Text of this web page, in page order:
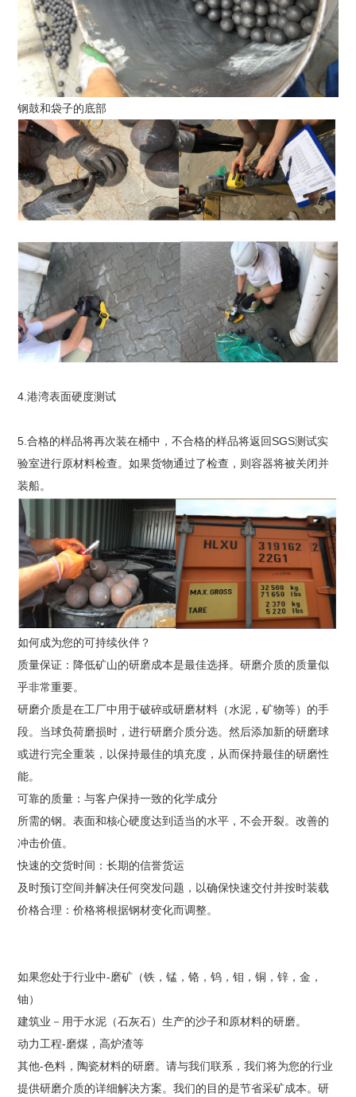
钢鼓和袋子的底部
4.港湾表面硬度测试
5.合格的样品将再次装在桶中，不合格的样品将返回SGS测试实
验室进行原材料检查。如果货物通过了检查，则容器将被关闭并
装船。
如何成为您的可持续伙伴？
质量保证：降低矿山的研磨成本是最佳选择。研磨介质的质量似
乎非常重要。
研磨介质是在工厂中用于破碎或研磨材料（水泥，矿物等）的手
段。当球负荷磨损时，进行研磨介质分选。然后添加新的研磨球
或进行完全重装，以保持最佳的填充度，从而保持最佳的研磨性
能。
可靠的质量：与客户保持一致的化学成分
所需的钢。表面和核心硬度达到适当的水平，不会开裂。改善的
冲击价值。
快速的交货时间：长期的信誉货运
及时预订空间并解决任何突发问题，以确保快速交付并按时装载
价格合理：价格将根据钢材变化而调整。
如果您处于行业中-磨矿（铁，锰，铬，钨，钼，铜，锌，金，
铀）
建筑业－用于水泥（石灰石）生产的沙子和原材料的研磨。
动力工程-磨煤，高炉渣等
其他-色料，陶瓷材料的研磨。请与我们联系，我们将为您的行业
提供研磨介质的详细解决方案。我们的目的是节省采矿成本。研